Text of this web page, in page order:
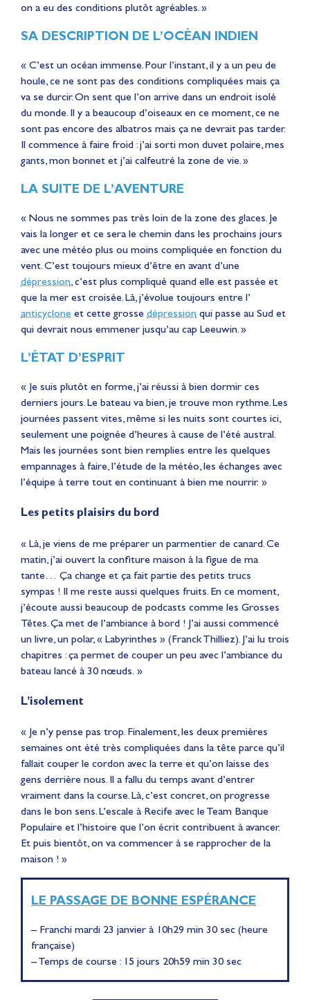
on a eu des conditions plutôt agréables. »
SA DESCRIPTION DE L’OCÉAN INDIEN
« C’est un océan immense. Pour l’instant, il y a un peu de
houle, ce ne sont pas des conditions compliquées mais ça
va se durcir. On sent que l’on arrive dans un endroit isolé
du monde. Il y a beaucoup d’oiseaux en ce moment, ce ne
sont pas encore des albatros mais ça ne devrait pas tarder.
Il commence à faire froid : j’ai sorti mon duvet polaire, mes
gants, mon bonnet et j’ai calfeutré la zone de vie. »
LA SUITE DE L’AVENTURE
« Nous ne sommes pas très loin de la zone des glaces. Je
vais la longer et ce sera le chemin dans les prochains jours
avec une météo plus ou moins compliquée en fonction du
vent. C’est toujours mieux d’être en avant d’une
dépression, c’est plus compliqué quand elle est passée et
que la mer est croisée. Là, j’évolue toujours entre l’
anticyclone et cette grosse dépression qui passe au Sud et
qui devrait nous emmener jusqu’au cap Leeuwin. »
L’ÉTAT D’ESPRIT
« Je suis plutôt en forme, j’ai réussi à bien dormir ces
derniers jours. Le bateau va bien, je trouve mon rythme. Les
journées passent vites, même si les nuits sont courtes ici,
seulement une poignée d’heures à cause de l’été austral.
Mais les journées sont bien remplies entre les quelques
empannages à faire, l’étude de la météo, les échanges avec
l’équipe à terre tout en continuant à bien me nourrir. »
Les petits plaisirs du bord
« Là, je viens de me préparer un parmentier de canard. Ce
matin, j’ai ouvert la confiture maison à la figue de ma
tante… Ça change et ça fait partie des petits trucs
sympas ! Il me reste aussi quelques fruits. En ce moment,
j’écoute aussi beaucoup de podcasts comme les Grosses
Têtes. Ça met de l’ambiance à bord ! J’ai aussi commencé
un livre, un polar, « Labyrinthes » (Franck Thilliez). J’ai lu trois
chapitres : ça permet de couper un peu avec l’ambiance du
bateau lancé à 30 nœuds. »
L’isolement
« Je n’y pense pas trop. Finalement, les deux premières
semaines ont été très compliquées dans la tête parce qu’il
fallait couper le cordon avec la terre et qu’on laisse des
gens derrière nous. Il a fallu du temps avant d’entrer
vraiment dans la course. Là, c’est concret, on progresse
dans le bon sens. L’escale à Recife avec le Team Banque
Populaire et l’histoire que l’on écrit contribuent à avancer.
Et puis bientôt, on va commencer à se rapprocher de la
maison ! »
LE PASSAGE DE BONNE ESPÉRANCE
– Franchi mardi 23 janvier à 10h29 min 30 sec (heure
française)
– Temps de course : 15 jours 20h59 min 30 sec